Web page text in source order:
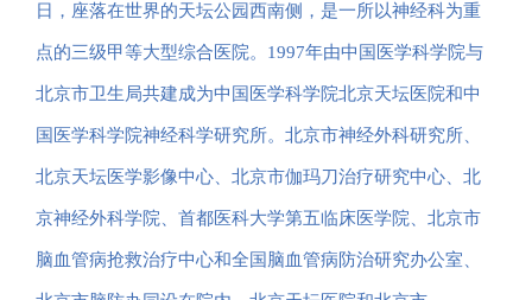
日，座落在世界的天坛公园西南侧，是一所以神经科为重
点的三级甲等大型综合医院。1997年由中国医学科学院与
北京市卫生局共建成为中国医学科学院北京天坛医院和中
国医学科学院神经科学研究所。北京市神经外科研究所、
北京天坛医学影像中心、北京市伽玛刀治疗研究中心、北
京神经外科学院、首都医科大学第五临床医学院、北京市
脑血管病抢救治疗中心和全国脑血管病防治研究办公室、